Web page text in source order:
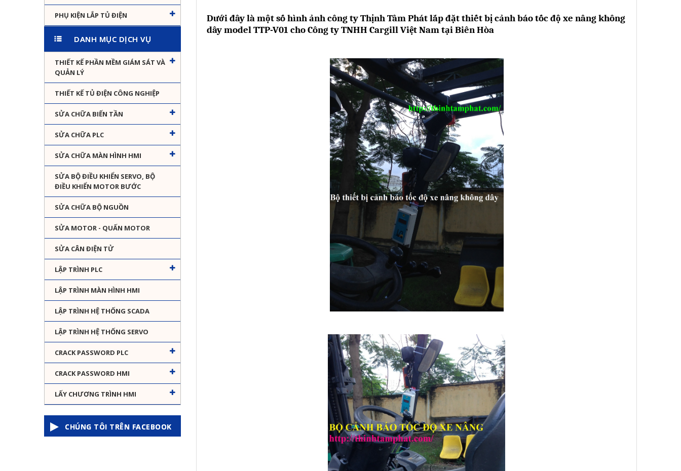
PHỤ KIỆN LẮP TỦ ĐIỆN
DANH MỤC DỊCH VỤ
THIẾT KẾ PHẦN MỀM GIÁM SÁT VÀ
QUẢN LÝ
THIẾT KẾ TỦ ĐIỆN CÔNG NGHIỆP
SỬA CHỮA BIẾN TẦN
SỬA CHỮA PLC
SỬA CHỮA MÀN HÌNH HMI
SỬA BỘ ĐIỀU KHIỂN SERVO, BỘ
ĐIỀU KHIỂN MOTOR BƯỚC
SỬA CHỮA BỘ NGUỒN
SỬA MOTOR - QUẤN MOTOR
SỬA CÂN ĐIỆN TỬ
LẬP TRÌNH PLC
LẬP TRÌNH MÀN HÌNH HMI
LẬP TRÌNH HỆ THỐNG SCADA
LẬP TRÌNH HỆ THỐNG SERVO
CRACK PASSWORD PLC
CRACK PASSWORD HMI
LẤY CHƯƠNG TRÌNH HMI
CHÚNG TÔI TRÊN FACEBOOK
Dưới đây là một số hình ảnh công ty Thịnh Tâm Phát lắp đặt thiết bị cảnh báo tốc độ xe nâng không
dây model TTP-V01 cho Công tyTNHH Cargill Việt Nam tại Biên Hòa